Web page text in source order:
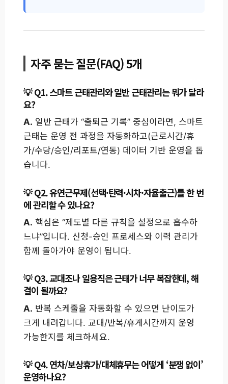
자주 묻는 질문(FAQ) 5개
Q1. 스마트 근태관리와 일반 근태관리는 뭐가 달라
요?
A. 일반 근태가 “출퇴근 기록” 중심이라면, 스마트
근태는 운영 전 과정을 자동화하고(근로시간/휴
가/수당/승인/리포트/연동) 데이터 기반 운영을 돕
습니다.
Q2. 유연근무제(선택·탄력·시차·자율출근)를 한 번
에 관리할 수 있나요?
A. 핵심은 “제도별 다른 규칙을 설정으로 흡수하
느냐”입니다. 신청-승인 프로세스와 이력 관리가
함께 돌아가야 운영이 됩니다.
Q3. 교대조나 일용직은 근태가 너무 복잡한데, 해
결이 될까요?
A. 반복 스케줄을 자동화할 수 있으면 난이도가
크게 내려갑니다. 교대/반복/휴게시간까지 운영
가능한지를 체크하세요.
Q4. 연차/보상휴가/대체휴무는 어떻게 ‘분쟁 없이’
운영하나요?